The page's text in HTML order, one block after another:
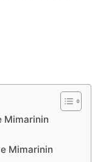
Mimarinin
Mimarinin